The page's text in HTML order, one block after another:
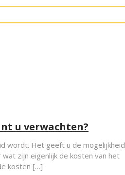
u verwachten?
wordt. Het geeft u de mogelijkheid
zijn eigenlijk de kosten van het
kosten […]